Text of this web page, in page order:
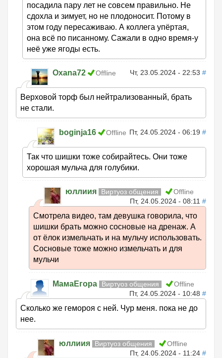
посадила пару лет не совсем правильно. Не
сдохла и зимует, но не плодоносит. Потому в
этом году пересаживаю. А коллега упёртая,
она всё по писанному. Сажали в одно время-у
неё уже ягоды есть.
Oxana72 Offline Чт, 23.05.2024 - 22:53 #
Верховой торф был нейтрализованный, брать
не стали.
boginja16 Offline Пт, 24.05.2024 - 06:19 #
Так что шишки тоже собирайтесь. Они тоже
хорошая мульча для голубики.
юллиия Виртуоз общения
Offline
Пт, 24.05.2024 - 08:11 #
Смотрела видео, там девушка говорила, что
шишки брать можно сосновые на дренаж. А
от ёлок измельчать и на мульчу использовать.
Сосновые тоже можно измельчать и для
мульчи
МамаЕгора Виртуоз общения
Offline
Пт, 24.05.2024 - 10:48 #
Сколько же гемороя с ней. Чур меня. пока не до
нее.
юллиия Виртуоз общения
Offline
Пт, 24.05.2024 - 11:24 #